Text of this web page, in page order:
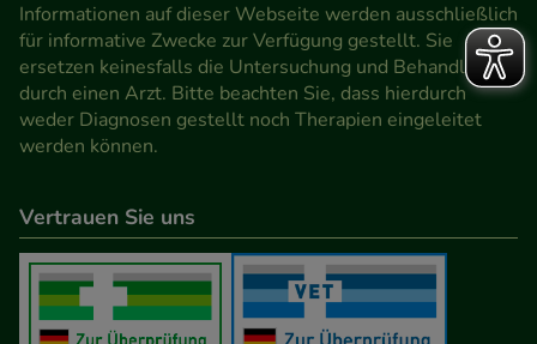
Informationen auf dieser Webseite werden ausschließlich
für informative Zwecke zur Verfügung gestellt. Sie
ersetzen keinesfalls die Untersuchung und Behandlung
durch einen Arzt. Bitte beachten Sie, dass hierdurch
weder Diagnosen gestellt noch Therapien eingeleitet
werden können.
Vertrauen Sie uns